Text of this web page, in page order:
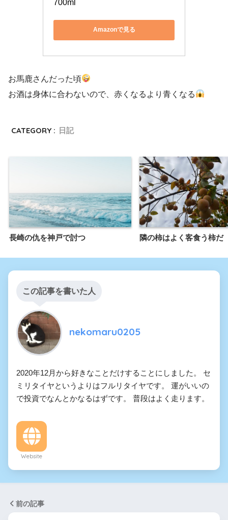
700ml
Amazonで見る
お馬鹿さんだった頃
お酒は身体に合わないので、赤くなるより青くなる
CATEGORY : 日記
長崎の仇を神戸で討つ 隣の柿はよく客食う柿だ
この記事を書いた人
nekomaru0205
2020年12月から好きなことだけすることにしました。 セ
ミリタイヤというよりはフルリタイヤです。 運がいいの
で投資でなんとかなるはずです。 普段はよく走ります。
Website
前の記事